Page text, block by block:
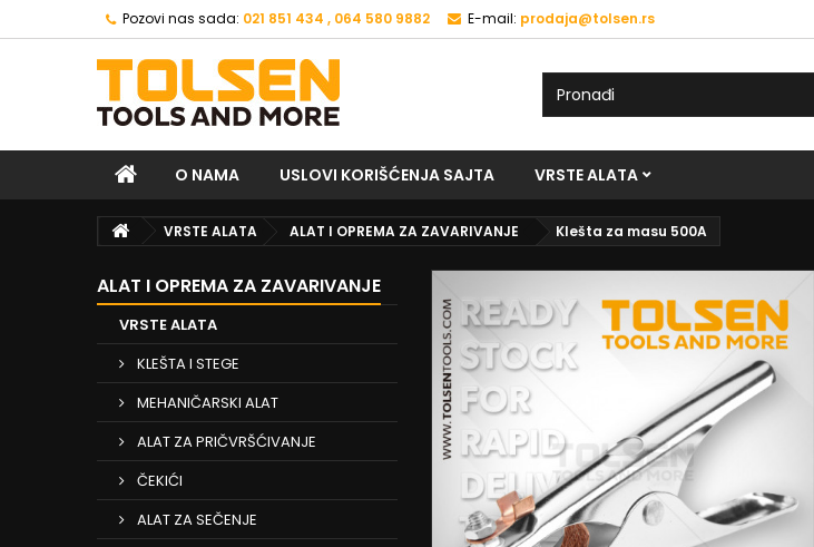
Pozovi nas sada: 021 851 434 , 064 580 9882 E-mail: prodaja@tolsen.rs
O NAMA USLOVI KORIŠĆENJA SAJTA VRSTE ALATA
VRSTE ALATA ALAT I OPREMA ZA ZAVARIVANJE Klešta za masu 500A
ALAT I OPREMA ZA ZAVARIVANJE
VRSTE ALATA
KLEŠTA I STEGE
MEHANIČARSKI ALAT
ALAT ZA PRIČVRŠĆIVANJE
ČEKIĆI
ALAT ZA SEČENJE